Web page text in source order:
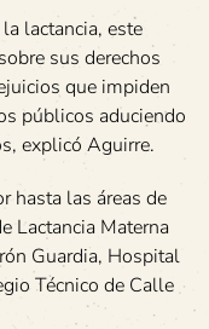
lactancia, este
sus derechos
que impiden
públicos aduciendo
explicó Aguirre.
hasta las áreas de
Lactancia Materna
Guardia, Hospital
Técnico de Calle